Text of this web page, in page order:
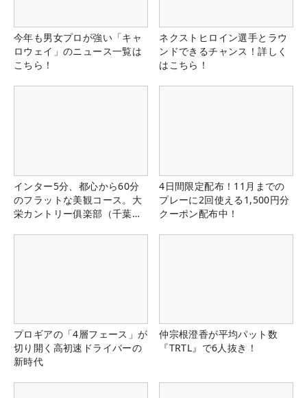
今年も男女プロが強い「キャ
ロウェイ」のニュース一覧は
こちら！
ネクストヒロイン選手とラウ
ンドできるチャンス！詳しく
はこちら！
インター5分、都心から60分
のフラットな美観コース。大
栄カントリー俱楽部（千葉
4日間限定配布！11月までの
プレーに2回使える1,500円分
クーポン配布中！
プロギアの「4層フェース」が
切り開く高初速ドライバーの
新時代
仲宗根澄香が平均パット数
『TRTL』で6人抜き！